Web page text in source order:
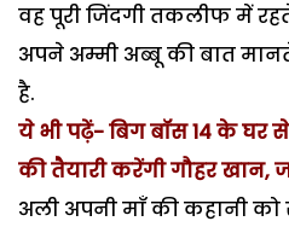
वह पूरी जिंदगी तकलीफ में
अपने अम्मी अब्बू की बात
है.
ये भी पढ़ें- बिग बॉस 14 के घर
की तैयारी करेंगी गौहर खान,
अली अपनी माॅं की कहानी